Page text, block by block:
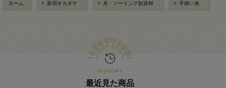
ホーム > 新宿オカダヤ > 糸・ソーイング副資材 > 手縫い糸
最近見た商品